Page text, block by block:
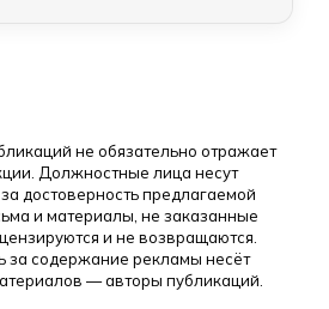
не обязательно отражает
Должностные лица несут
достоверность предлагаемой
и материалы, не заказанные
и не возвращаются.
за содержание рекламы несёт
— авторы публикаций.